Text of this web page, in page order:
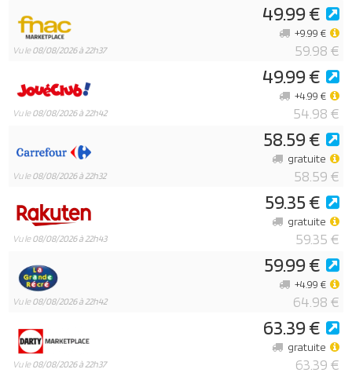
Vu le08/08/2026 à 22h37
49.99 €
59.98 €
+9.99 €
Vu le08/08/2026 à 22h42
49.99 €
54.98 €
+4.99 €
Vu le08/08/2026 à 22h32
58.59 €
58.59 €
gratuite
Vu le08/08/2026 à 22h43
59.35 €
59.35 €
gratuite
Vu le08/08/2026 à 22h42
59.99 €
64.98 €
+4.99 €
Vu le08/08/2026 à 22h37
63.39 €
63.39 €
gratuite